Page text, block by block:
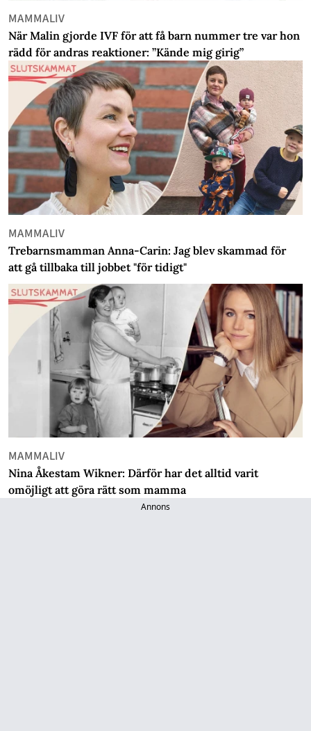
MAMMALIV
När Malin gjorde IVF för att få barn nummer tre var hon
rädd för andras reaktioner: ”Kände mig girig”
MAMMALIV
Trebarnsmamman Anna-Carin: Jag blev skammad för
att gå tillbaka till jobbet "för tidigt"
MAMMALIV
Nina Åkestam Wikner: Därför har det alltid varit
omöjligt att göra rätt som mamma
Annons